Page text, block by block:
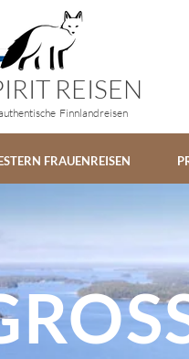
REISEN
Finnlandreisen
FRAUENREISEN